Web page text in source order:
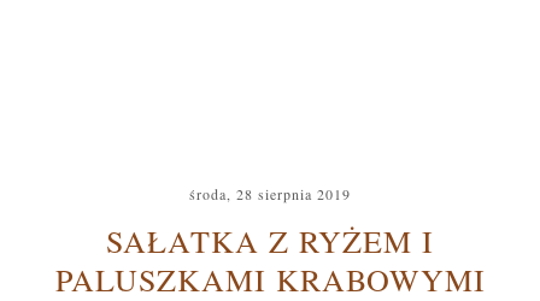
środa, 28 sierpnia 2019
SAŁATKA Z RYŻEM I
PALUSZKAMI KRABOWYMI